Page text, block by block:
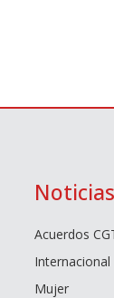
Noticias
Acuerdos
Internacional
Mujer